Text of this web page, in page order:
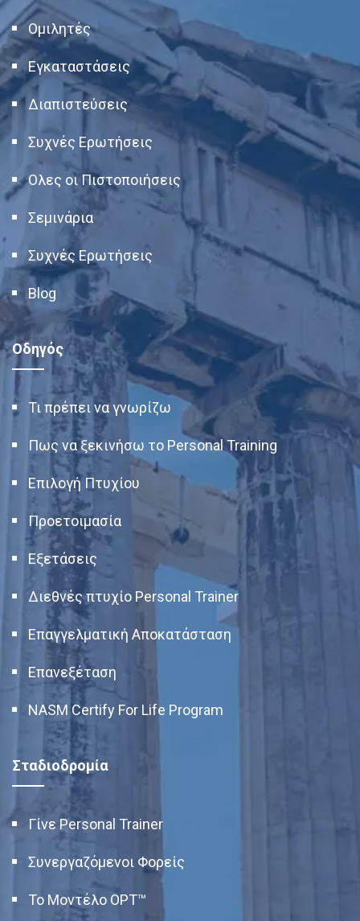
Ομιλητές
Εγκαταστάσεις
Διαπιστεύσεις
Συχνές Ερωτήσεις
Ολες οι Πιστοποιήσεις
Σεμινάρια
Συχνές Ερωτήσεις
Blog
Οδηγός
Τι πρέπει να γνωρίζω
Πως να ξεκινήσω το Personal Training
Επιλογή Πτυχίου
Προετοιμασία
Εξετάσεις
Διεθνές πτυχίο Personal Trainer
Επαγγελματική Αποκατάσταση
Επανεξέταση
NASM Certify For Life Program
Σταδιοδρομία
Γίνε Personal Trainer
Συνεργαζόμενοι Φορείς
Το Μοντέλο OPT™